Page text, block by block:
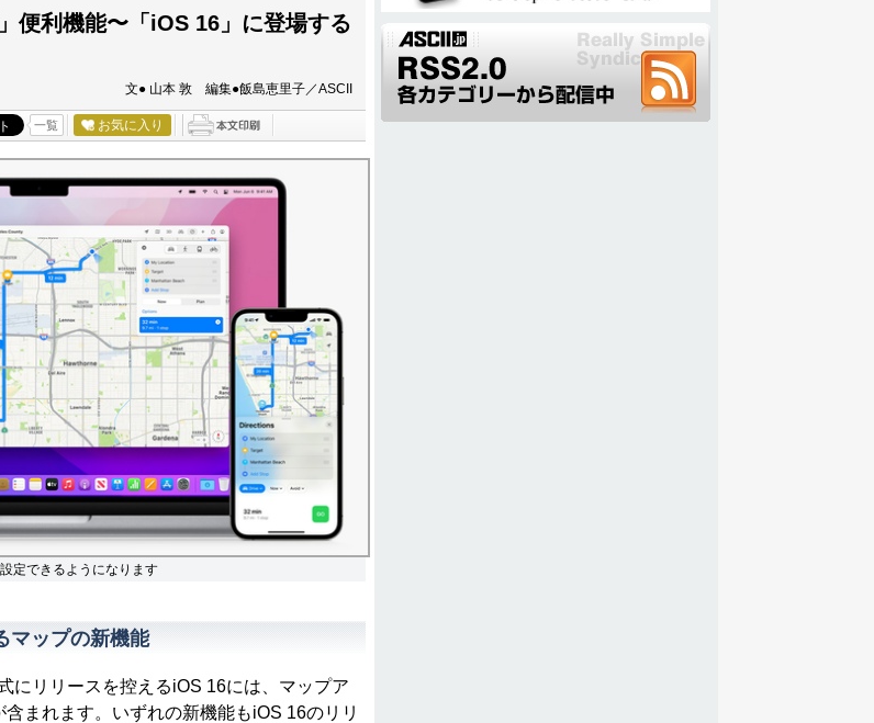
便利機能〜「iOS 16」に登場する
文● 山本 敦 編集●飯島恵里子／ASCII
一覧 お気に入り
定できるようになります
マップの新機能
リリースを控えるiOS 16には、マップア
まれます。いずれの新機能もiOS 16のリリ